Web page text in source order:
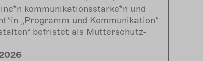
kommunikationsstarke*n und
„Programm und Kommunikation“
befristet als Mutterschutz-